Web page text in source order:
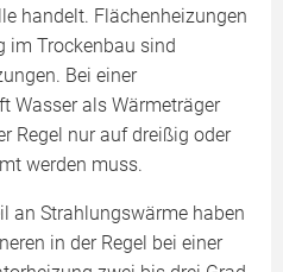
handelt. Flächenheizungen
im Trockenbau sind
Bei einer
Wasser als Wärmeträger
Regel nur auf dreißig oder
werden muss.
an Strahlungswärme haben
in der Regel bei einer